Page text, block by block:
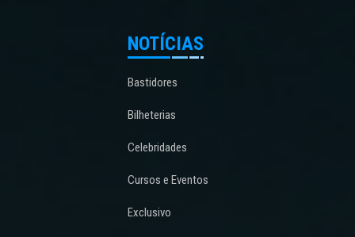
NOTÍCIAS
Bastidores
Bilheterias
Celebridades
Cursos e Eventos
Exclusivo